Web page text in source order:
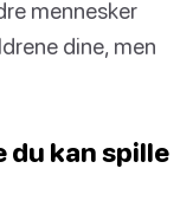
mennesker
dine, men
du kan spille